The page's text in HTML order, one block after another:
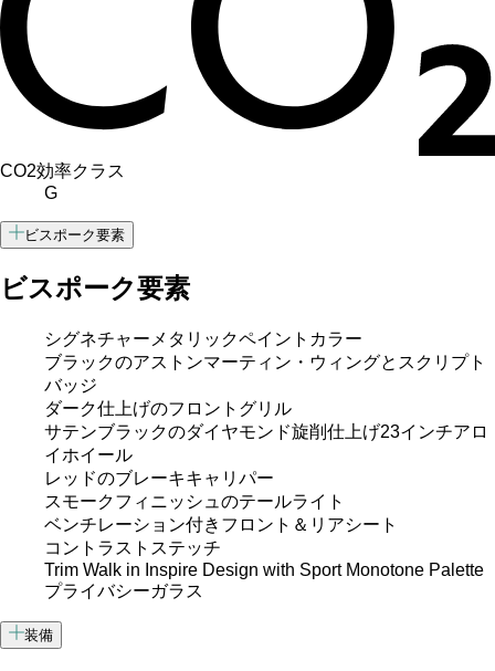
CO2効率クラス
G
ビスポーク要素
ビスポーク要素
シグネチャーメタリックペイントカラー
ブラックのアストンマーティン・ウィングとスクリプト
バッジ
ダーク仕上げのフロントグリル
サテンブラックのダイヤモンド旋削仕上げ23インチアロ
イホイール
レッドのブレーキキャリパー
スモークフィニッシュのテールライト
ベンチレーション付きフロント＆リアシート
コントラストステッチ
Trim Walk in Inspire Design with Sport Monotone Palette
プライバシーガラス
装備